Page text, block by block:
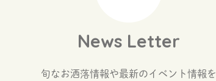
News Letter
旬なお洒落情報や最新のイベント情報を